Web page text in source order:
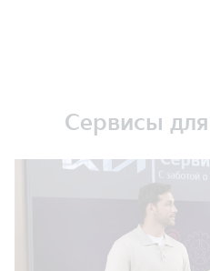
Сервисы